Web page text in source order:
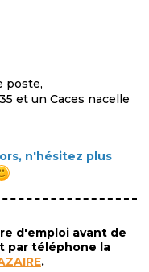
poste,
et un Caces nacelle
n'hésitez plus
d'emploi avant de
par téléphone la
.